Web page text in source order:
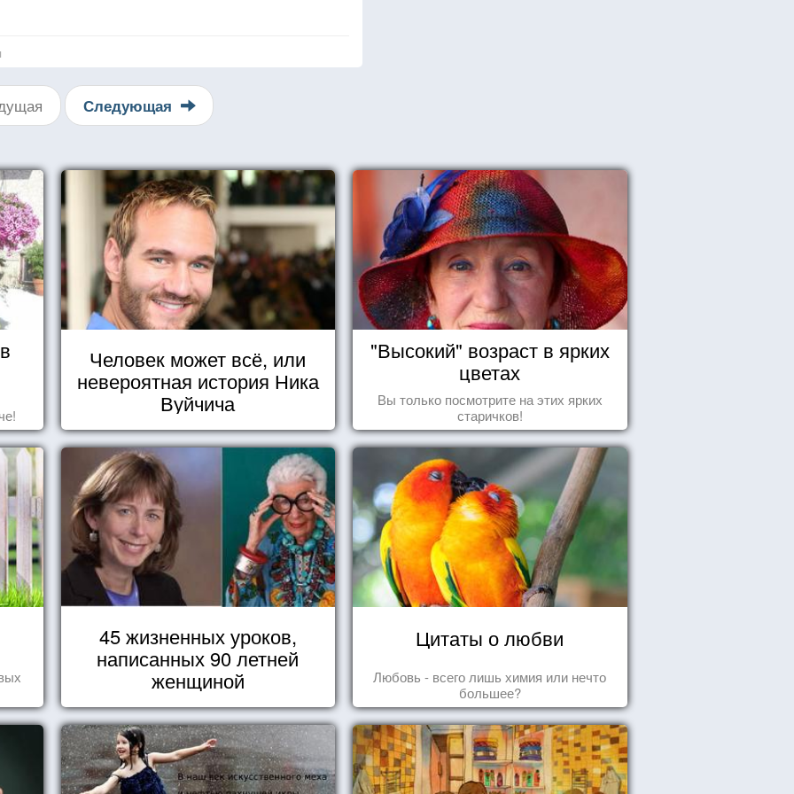
Следующая
Человек может всё, или
невероятная история Ника
Вуйчича
"Высокий" возраст в ярких
цветах
Вы только посмотрите на этих ярких
старичков!
45 жизненных уроков,
написанных 90 летней
женщиной
Цитаты о любви
Любовь - всего лишь химия или нечто
большее?